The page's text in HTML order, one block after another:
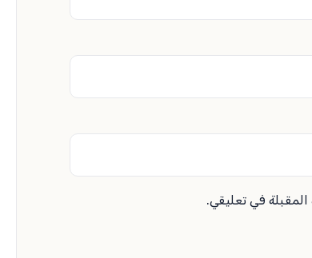
المقبلة في تعليقي.